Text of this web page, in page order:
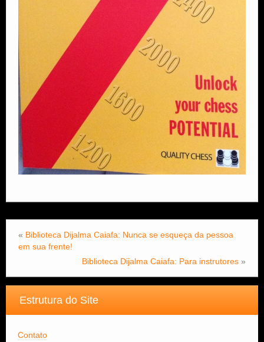
« Biblioteca Dijalma Caiafa: Nunca se esqueça da pessoa
em sua frente!
Biblioteca Dijalma Caiafa: Para instrutores »
Estrutura do Site
Contato